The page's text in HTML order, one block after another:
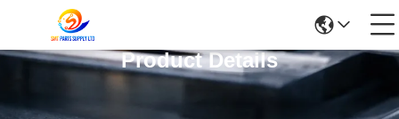
Product Details